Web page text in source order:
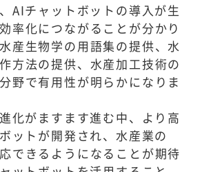
AIチャットボットの導入が生
率化につながることが分かり
産生物学の用語集の提供、水
方法の提供、水産加工技術の
野で有用性が明らかになりま
化がますます進む中、より高
ットが開発され、水産業の
できるようになることが期待